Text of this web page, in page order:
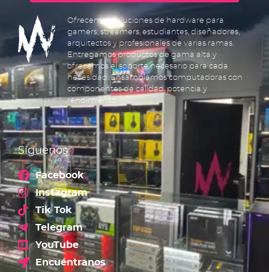
Ofrecemos soluciones de hardware para
gamers, streamers, estudiantes, diseñadores,
arquitectos y profesionales de varias ramas.
Entregamos productos de gama alta y
ofrecemos el soporte necesario para cada
necesidad. Ensamblamos computadoras con
componentes de calidad, potencia y
rendimiento.
Síguenos
Facebook
Instagram
Tik Tok
Telegram
YouTube
Encuéntranos